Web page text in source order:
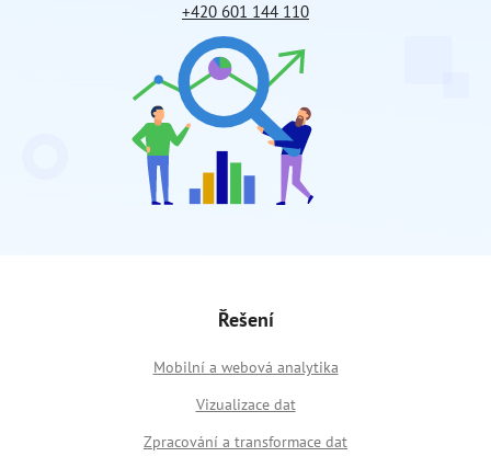
+420 601 144 110
Řešení
Mobilní a webová analytika
Vizualizace dat
Zpracování a transformace dat